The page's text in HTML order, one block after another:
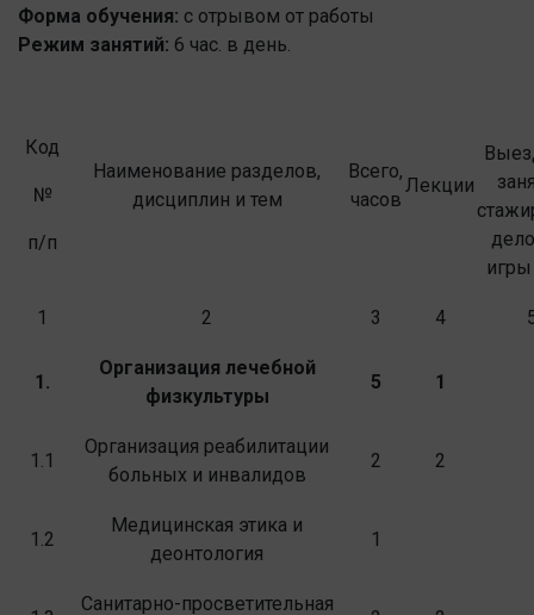
Форма обучения: с отрывом от работы
Режим занятий: 6 час. в день.
Код
№
п/п
Наименование разделов,
дисциплин и тем
Всего,
часов
Лекции
1 2 3 4
1.
Организация лечебной
физкультуры
5 1
1.1
Организация реабилитации
больных и ин­валидов
2 2
1.2
Медицинская этика и
деонтология
1
Санитарно-просветительная